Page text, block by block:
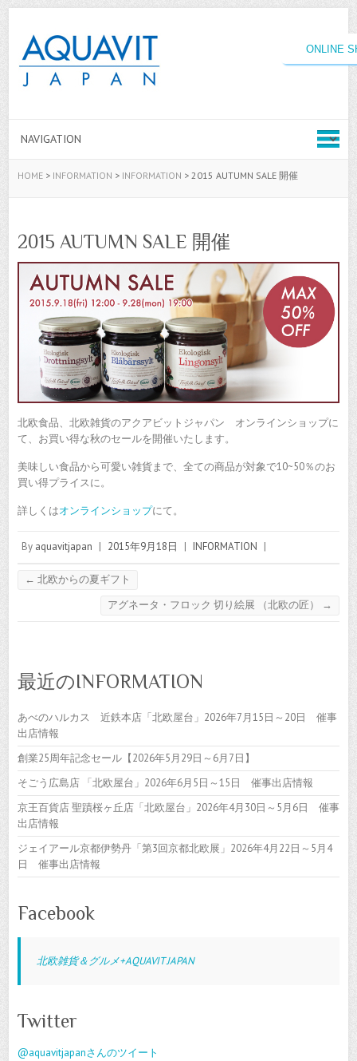
ONLINE
HOME> INFORMATION > INFORMATION > 2015 AUTUMN SALE 開催
2015 AUTUMN SALE 開催
北欧食品、北欧雑貨のアクアビットジャパン オンラインショップに
て、お買い得な秋のセールを開催いたします。
美味しい食品から可愛い雑貨まで、全ての商品が対象で10~50％のお
買い得プライスに。
詳しくはオンラインショップにて。
By aquavitjapan | 2015年9月18日 | INFORMATION |
← 北欧からの夏ギフト
アグネータ・フロック 切り絵展 （北欧の匠）
→
最近のINFORMATION
あべのハルカス 近鉄本店「北欧屋台」2026年7月15日～20日 催事
出店情報
創業25周年記念セール【2026年5月29日～6月7日】
そごう広島店 「北欧屋台」2026年6月5日～15日 催事出店情報
京王百貨店 聖蹟桜ヶ丘店「北欧屋台」2026年4月30日～5月6日 催事
出店情報
ジェイアール京都伊勢丹「第3回京都北欧展」2026年4月22日～5月4
日 催事出店情報
Facebook
北欧雑貨＆グルメ+AQUAVIT JAPAN
Twitter
@aquavitjapanさんのツイート